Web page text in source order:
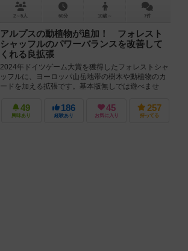
2～5人 60分 10歳～ 7件
アルプスの動植物が追加！ フォレスト
シャッフルのパワーバランスを改善して
くれる良拡張
2024年ドイツゲーム大賞を獲得したフォレストシャ
ッフルに、ヨーロッパ山岳地帯の樹木や動植物のカ
ードを加える拡張です。基本版無しでは遊べませ
49
興味あり
186
経験あり
45
お気に入り
257
持ってる